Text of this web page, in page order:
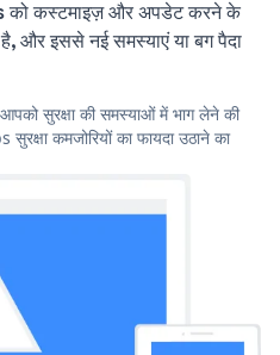
कस्टमाइज़ और अपडेट करने के
और इससे नई समस्याएं या बग पैदा
सुरक्षा की समस्याओं में भाग लेने की
कमजोरियों का फायदा उठाने का